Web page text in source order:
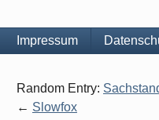
Navigation
Impressum
Random Entry:
Slowfox